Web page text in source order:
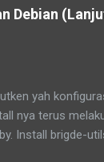
Debian
yah
nya terus
Install brigde-